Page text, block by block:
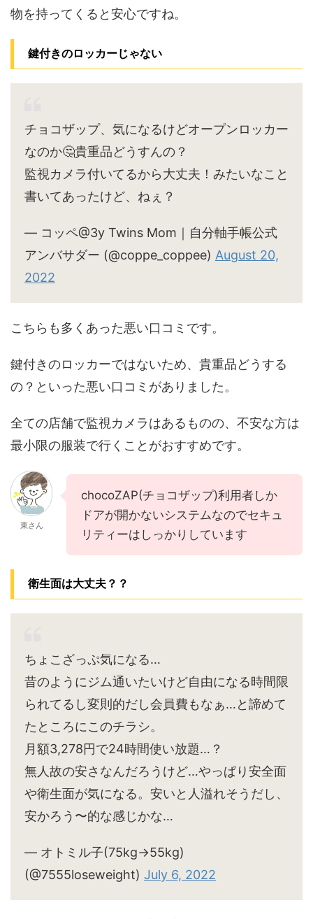
物を持ってくると安心ですね。
鍵付きのロッカーじゃない
チョコザップ、気になるけどオープンロッカー
なのか🤔貴重品どうすんの？
監視カメラ付いてるから大丈夫！みたいなこと
書いてあったけど、ねぇ？
— コッペ@3y Twins Mom｜自分軸手帳公式
アンバサダー (@coppe_coppee) August 20,
2022
こちらも多くあった悪い口コミです。
鍵付きのロッカーではないため、貴重品どうする
の？といった悪い口コミがありました。
全ての店舗で監視カメラはあるものの、不安な方は
最小限の服装で行くことがおすすめです。
東さん
chocoZAP(チョコザップ)利用者しか
ドアが開かないシステムなのでセキュ
リティーはしっかりしています
衛生面は大丈夫？？
ちょこざっぷ気になる…
昔のようにジム通いたいけど自由になる時間限
られてるし変則的だし会員費もなぁ…と諦めて
たところにこのチラシ。
月額3,278円で24時間使い放題…？
無人故の安さなんだろうけど…やっぱり安全面
や衛生面が気になる。安いと人溢れそうだし、
安かろう〜的な感じかな…
— オトミル子(75kg→55kg)
(@7555loseweight) July 6, 2022